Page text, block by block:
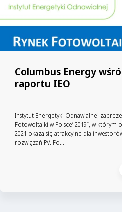
Columbus Energy
raportu IEO
Instytut Energetyki Odnawialnej
Fotowoltaiki w Polsce’ 2019”, w którym
2021 okażą się atrakcyjne dla
rozwiązań PV. Fo...